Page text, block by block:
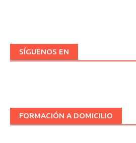
SÍGUENOS EN
FORMACIÓN A DOMICILIO